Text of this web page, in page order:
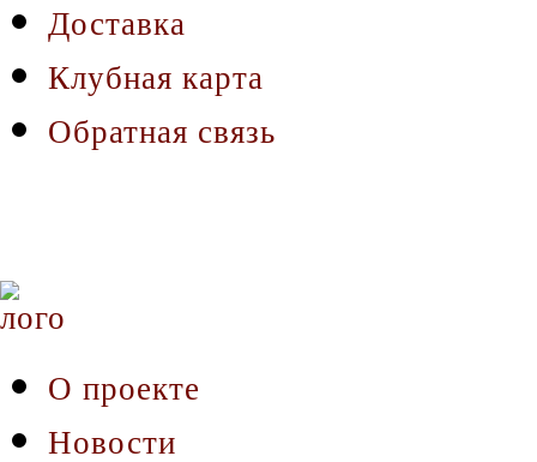
Доставка
Клубная карта
Обратная связь
О проекте
Новости